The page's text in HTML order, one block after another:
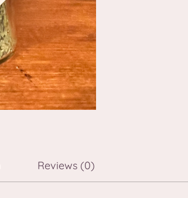
Reviews (0)